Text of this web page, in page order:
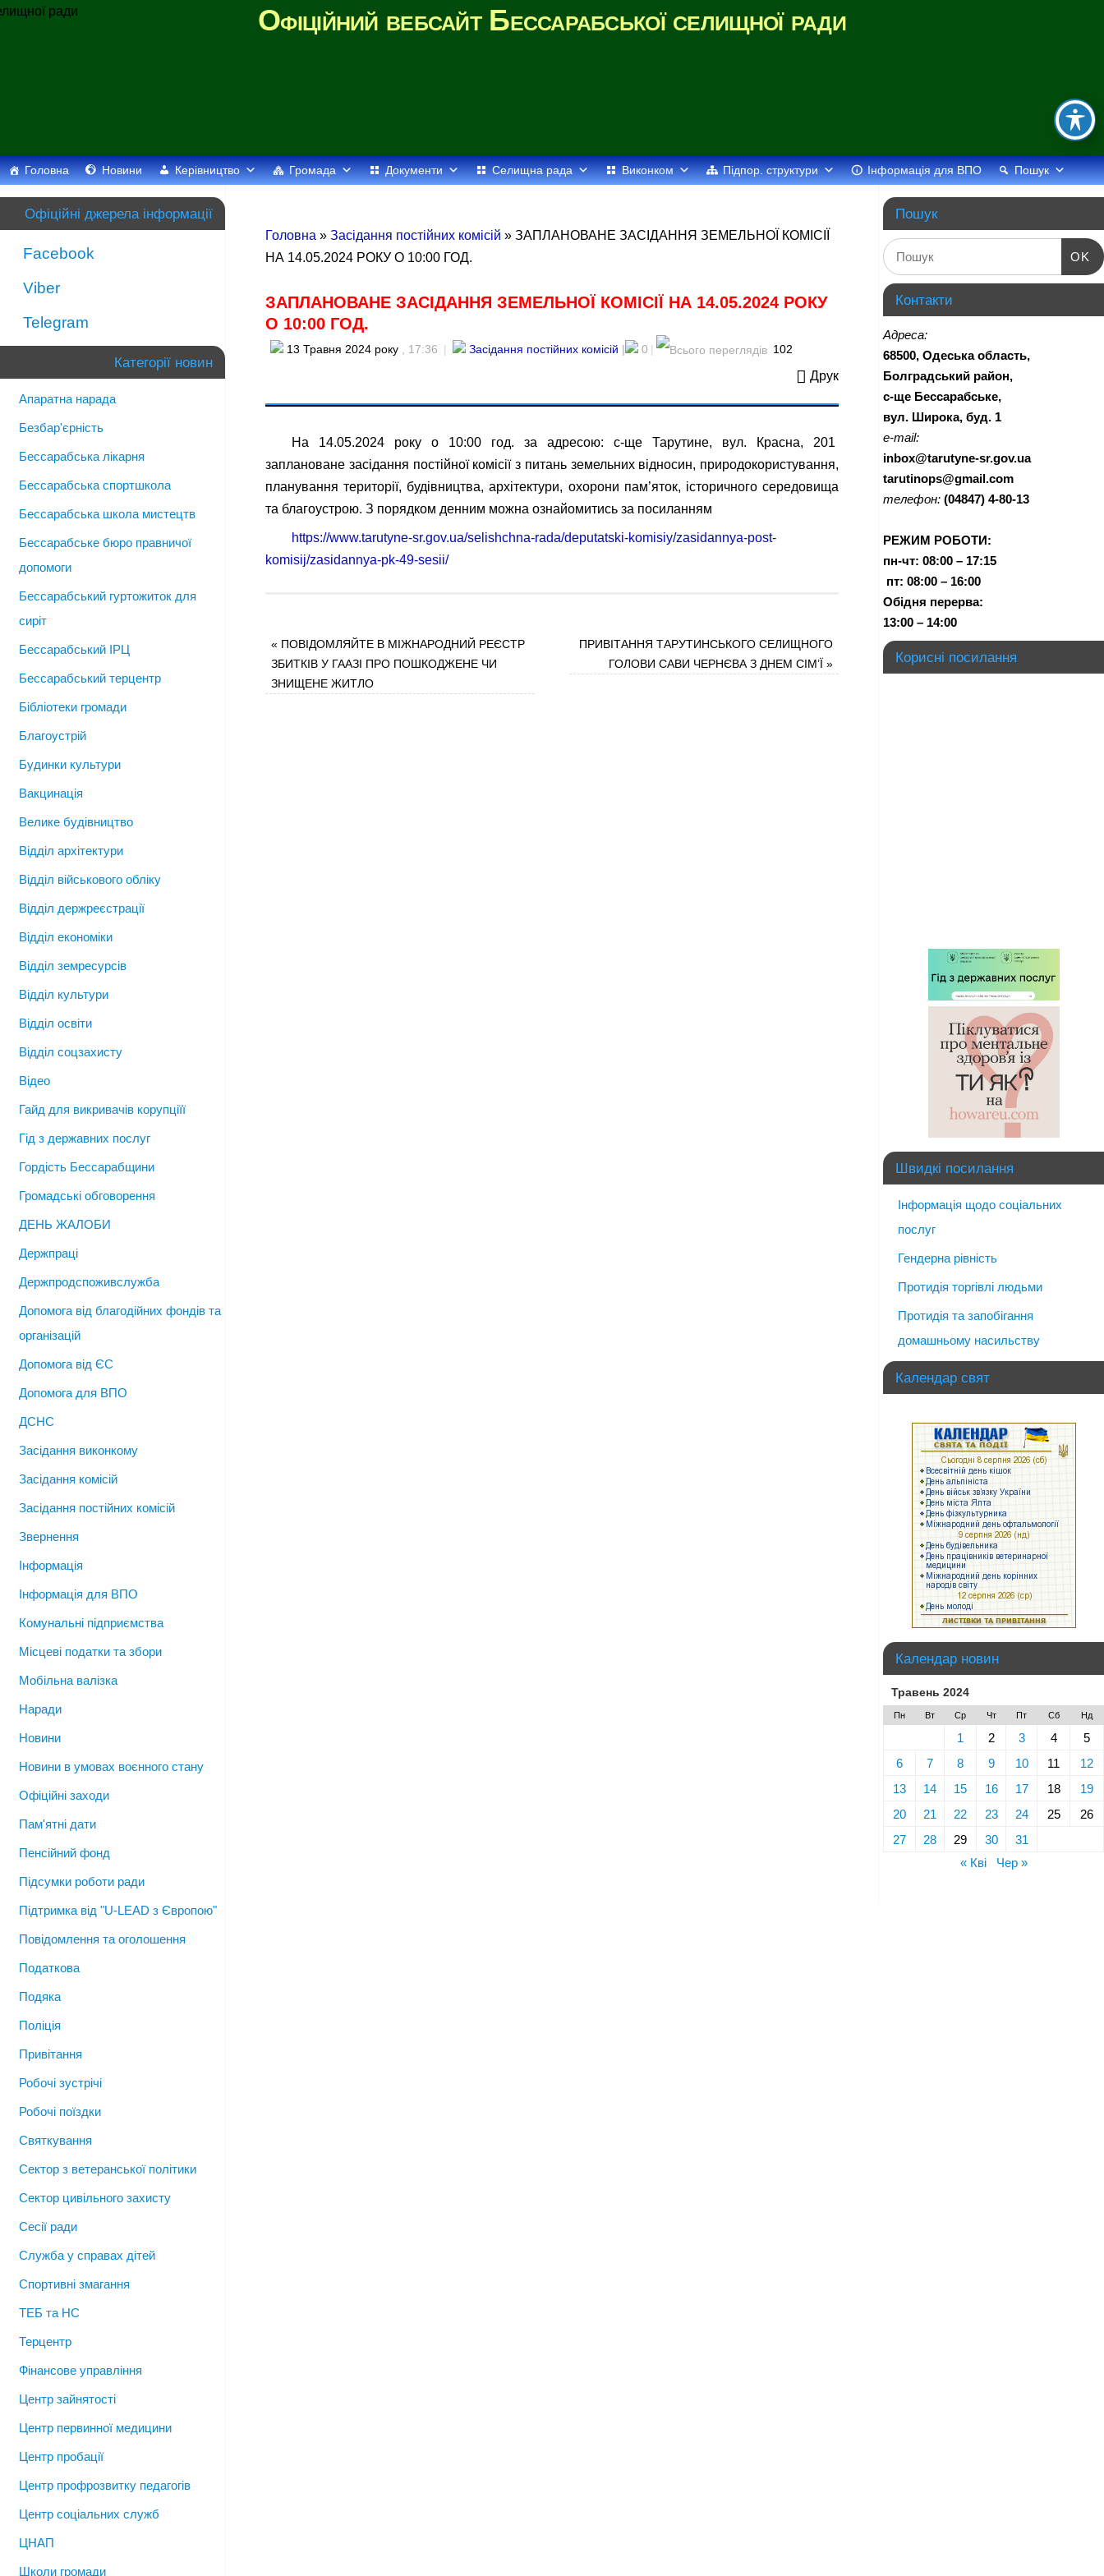
Офіційний вебсайт Бессарабської селищної ради
Головна Новини Керівництво Громада Документи Селищна рада Виконком Підпор. структури Інформація для ВПО Пошук
Головна » Засідання постійних комісій » ЗАПЛАНОВАНЕ ЗАСІДАННЯ ЗЕМЕЛЬНОЇ КОМІСІЇ
НА 14.05.2024 РОКУ О 10:00 ГОД.
ЗАПЛАНОВАНЕ ЗАСІДАННЯ ЗЕМЕЛЬНОЇ КОМІСІЇ НА 14.05.2024 РОКУ
О 10:00 ГОД.
13 Травня 2024 року , 17:36 | Засідання постійних комісій | 0 | 102
Друк
На 14.05.2024 року о 10:00 год. за адресою: с-ще Тарутине, вул. Красна, 201
заплановане засідання постійної комісії з питань земельних відносин, природокористування,
планування території, будівництва, архітектури, охорони пам’яток, історичного середовища
та благоустрою. З порядком денним можна ознайомитись за посиланням
https://www.tarutyne-sr.gov.ua/selishchna-rada/deputatski-komisiy/zasidannya-post-
komisij/zasidannya-pk-49-sesii/
« ПОВІДОМЛЯЙТЕ В МІЖНАРОДНИЙ РЕЄСТР
ЗБИТКІВ У ГААЗІ ПРО ПОШКОДЖЕНЕ ЧИ
ЗНИЩЕНЕ ЖИТЛО
ПРИВІТАННЯ ТАРУТИНСЬКОГО СЕЛИЩНОГО
ГОЛОВИ САВИ ЧЕРНЄВА З ДНЕМ СІМ’Ї»
Офіційні джерела інформації
Facebook
Viber
Telegram
Категорії новин
Апаратна нарада
Безбар'єрність
Бессарабська лікарня
Бессарабська спортшкола
Бессарабська школа мистецтв
Бессарабське бюро правничої
допомоги
Бессарабський гуртожиток для
сиріт
Бессарабський ІРЦ
Бессарабський терцентр
Бібліотеки громади
Благоустрій
Будинки культури
Вакцинація
Велике будівництво
Відділ архітектури
Відділ військового обліку
Відділ держреєстрації
Відділ економіки
Відділ земресурсів
Відділ культури
Відділ освіти
Відділ соцзахисту
Відео
Гайд для викривачів корупціїї
Гід з державних послуг
Гордість Бессарабщини
Громадські обговорення
ДЕНЬ ЖАЛОБИ
Держпраці
Держпродспоживслужба
Допомога від благодійних фондів та
організацій
Допомога від ЄС
Допомога для ВПО
ДСНС
Засідання виконкому
Засідання комісій
Засідання постійних комісій
Звернення
Інформація
Інформація для ВПО
Комунальні підприємства
Місцеві податки та збори
Мобільна валізка
Наради
Новини
Новини в умовах воєнного стану
Офіційні заходи
Пам'ятні дати
Пенсійний фонд
Підсумки роботи ради
Підтримка від "U-LEAD з Європою"
Повідомлення та оголошення
Податкова
Подяка
Поліція
Привітання
Робочі зустрічі
Робочі поїздки
Святкування
Сектор з ветеранської політики
Сектор цивільного захисту
Сесії ради
Служба у справах дітей
Спортивні змагання
ТЕБ та НС
Терцентр
Фінансове управління
Центр зайнятості
Центр первинної медицини
Центр пробації
Центр профрозвитку педагогів
Центр соціальних служб
ЦНАП
Школи громади
Пошук
OK
Контакти
Адреса:
68500, Одеська область,
Болградський район,
с-ще Бессарабське,
вул. Широка, буд. 1
e-mail:
inbox@tarutyne-sr.gov.ua
tarutinops@gmail.com
телефон: (04847) 4-80-13
РЕЖИМ РОБОТИ:
пн-чт: 08:00 – 17:15
пт: 08:00 – 16:00
Обідня перерва:
13:00 – 14:00
Корисні посилання
Швидкі посилання
Інформація щодо соціальних
послуг
Гендерна рівність
Протидія торгівлі людьми
Протидія та запобігання
домашньому насильству
Календар свят
Календар новин
Травень 2024
Пн Вт Ср Чт Пт Сб Нд
1 2 3 4
5
6
7 8 9 10 11
12
13
14 15 16 17 18
19
20
21 22 23 24 25
26
27
28 29 30
31
« Кві
Чер »